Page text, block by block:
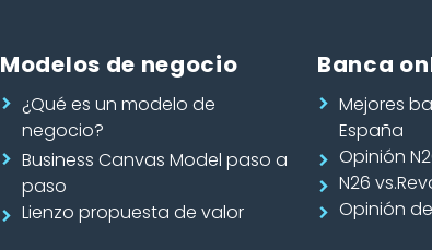
Modelos de negocio
¿Qué es un modelo de
negocio?
Business Canvas Model paso a
paso
Lienzo propuesta de valor
Banca
Mejores
España
Opinión
N26
Opinión de